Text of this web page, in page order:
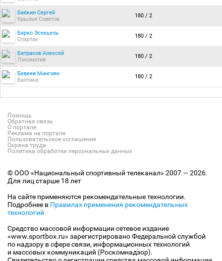
Бабкин Сергей
Крылья Советов
180 / 2
Барко Эсекьель
Спартак
180 / 2
Батраков Алексей
Локомотив
180 / 2
Бевеев Мингиян
Балтика
180 / 2
Помощь
Обратная связь
О портале
Реклама на портале
Пользовательское соглашение
Охрана труда
Политика обработки персональных данных
© ООО «Национальный спортивный телеканал» 2007 — 2026.
Для лиц старше 18 лет
На сайте применяются рекомендательные технологии.
Подробнее в Правилах применения рекомендательных
технологий
Средство массовой информации сетевое издание
«www.sportbox.ru» зарегистрировано Федеральной службой
по надзору в сфере связи, информационных технологий
и массовых коммуникаций (Роскомнадзор).